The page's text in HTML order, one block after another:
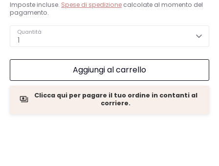
Imposte incluse. Spese di spedizione calcolate al momento del
pagamento.
Quantità
1
Aggiungi al carrello
Clicca qui per pagare il tuo ordine in contanti al
corriere.